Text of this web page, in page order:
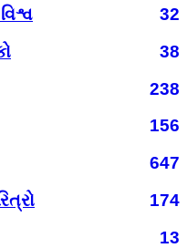
32
38
238
156
647
174
13